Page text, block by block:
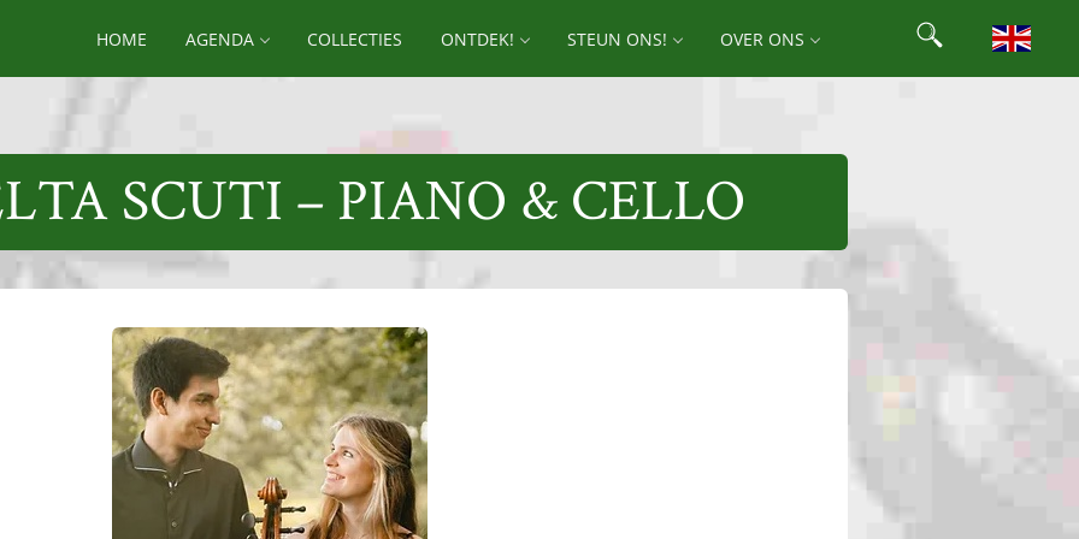
HOME AGENDA COLLECTIES ONTDEK! STEUN ONS! OVER ONS Search
Search for:
SCUTI – PIANO & CELLO